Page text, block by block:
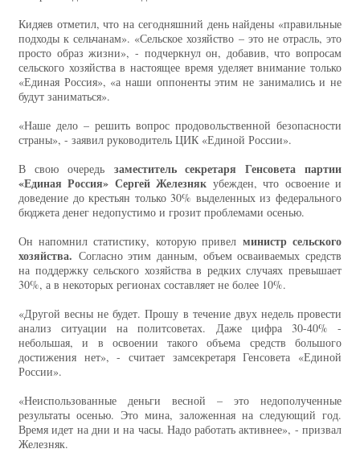
Кидяев отметил, что на сегодняшний день найдены «правильные
подходы к сельчанам». «Сельское хозяйство – это не отрасль, это
просто образ жизни», - подчеркнул он, добавив, что вопросам
сельского хозяйства в настоящее время уделяет внимание только
«Единая Россия», «а наши оппоненты этим не занимались и не
будут заниматься».
«Наше дело – решить вопрос продовольственной безопасности
страны», - заявил руководитель ЦИК «Единой России».
В свою очередь заместитель секретаря Генсовета партии
«Единая Россия» Сергей Железнякубежден, что освоение и
доведение до крестьян только 30% выделенных из федерального
бюджета денег недопустимо и грозит проблемами осенью.
Он напомнил статистику, которую привел министр сельского
хозяйства. Согласно этим данным, объем осваиваемых средств
на поддержку сельского хозяйства в редких случаях превышает
30%, а в некоторых регионах составляет не более 10%.
«Другой весны не будет. Прошу в течение двух недель провести
анализ ситуации на политсоветах. Даже цифра 30-40% -
небольшая, и в освоении такого объема средств большого
достижения нет», - считает замсекретаря Генсовета «Единой
России».
«Неиспользованные деньги весной – это недополученные
результаты осенью. Это мина, заложенная на следующий год.
Время идет на дни и на часы. Надо работать активнее», - призвал
Железняк.